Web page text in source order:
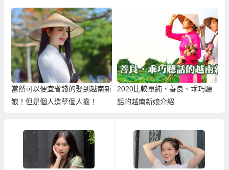
籍歧視！
當然可以便宜省錢的娶到越南新
娘！但是個人造孽個人擔！
2020比較單純、善良、乖巧聽
話的越南新娘介紹